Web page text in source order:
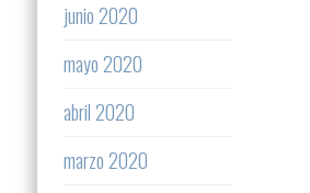
junio 2020
mayo 2020
abril 2020
marzo 2020